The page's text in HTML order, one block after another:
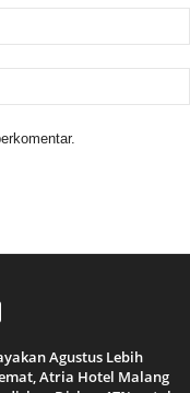
Agustus Lebih
Atria Hotel Malang